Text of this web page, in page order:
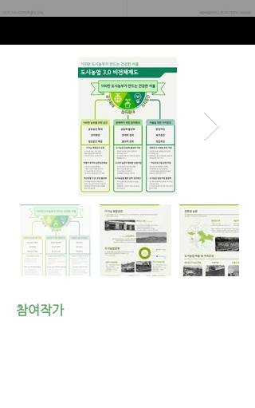
참여작가​